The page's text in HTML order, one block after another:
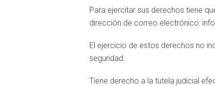
Para ejercitar sus derechos tiene
dirección de correo electrónico:
El ejercicio de estos derechos no
seguridad.
Tiene derecho a la tutela judicial